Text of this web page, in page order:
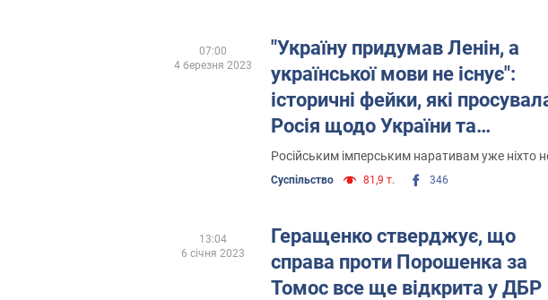
"Україну придумав Ленін, а
української мови не існує":
історичні фейки, які
Росія щодо України та
українців
Російським імперським наративам уже ніхто
Суспільство 81,9 т. 346
07:00
4 березня 2023
Геращенко стверджує, що
справа проти Порошенка за
Томос все ще відкрита у ДБР
13:04
6 січня 2023